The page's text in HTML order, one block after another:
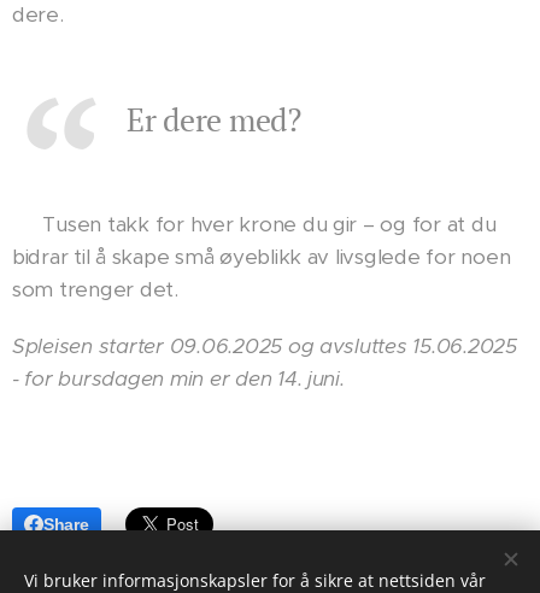
dere.
Er dere med?
❤️ Tusen takk for hver krone du gir – og for at du
bidrar til å skape små øyeblikk av livsglede for noen
som trenger det.
Spleisen starter 09.06.2025 og avsluttes 15.06.2025
- for bursdagen min er den 14. juni.
Share
Vi bruker informasjonskapsler for å sikre at nettsiden vår